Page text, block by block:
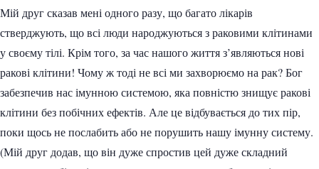
Мій друг сказав мені одного разу, що багато лікарів
стверджують, що всі люди народжуються з раковими клітинами
у своєму тілі. Крім того, за час нашого життя з’являються нові
ракові клітини! Чому ж тоді не всі ми захворюємо на рак? Бог
забезпечив нас імунною системою, яка повністю знищує ракові
клітини без побічних ефектів. Але це відбувається до тих пір,
поки щось не послабить або не порушить нашу імунну систему.
(Мій друг додав, що він дуже спростив цей дуже складний